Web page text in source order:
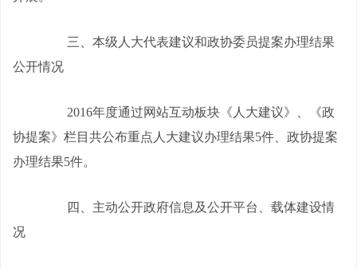
三、本级人大代表建议和政协委员提案办理结果
公开情况
2016年度通过网站互动板块《人大建议》、《政
协提案》栏目共公布重点人大建议办理结果5件、政协提案
办理结果5件。
四、主动公开政府信息及公开平台、载体建设情
况